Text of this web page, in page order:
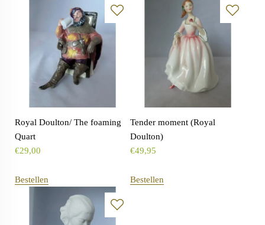
Royal Doulton/ The foaming
Quart
€29,00
Bestellen
Tender moment (Royal
Doulton)
€49,95
Bestellen